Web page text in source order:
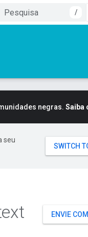
/
negras. Saiba
seu
ENVIE